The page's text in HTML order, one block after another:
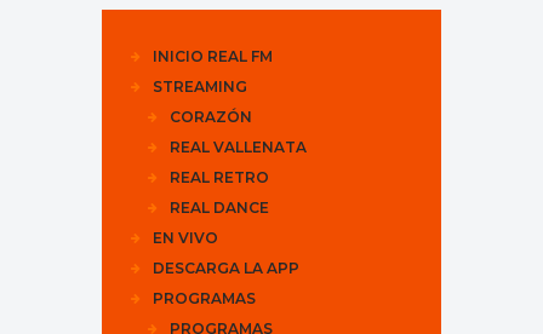
INICIO REAL FM
STREAMING
CORAZÓN
REAL VALLENATA
REAL RETRO
REAL DANCE
EN VIVO
DESCARGA LA APP
PROGRAMAS
PROGRAMAS